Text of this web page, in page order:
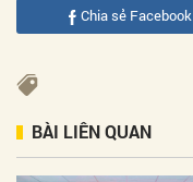
Chia sẻ Facebook
BÀI LIÊN QUAN